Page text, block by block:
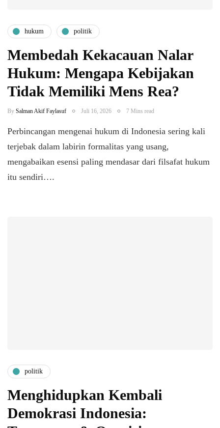
hukum politik
Membedah Kekacauan Nalar
Hukum: Mengapa Kebijakan
Tidak Memiliki Mens Rea?
By Salman Akif Faylasuf Juli 16, 2026 7 Mins read
Perbincangan mengenai hukum di Indonesia sering kali
terjebak dalam labirin formalitas yang usang,
mengabaikan esensi paling mendasar dari filsafat hukum
itu sendiri….
politik
Menghidupkan Kembali
Demokrasi Indonesia: